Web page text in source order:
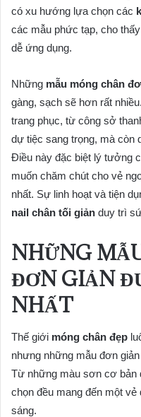
có xu hướng lựa chọn các
các mẫu phức tạp, cho
dễ ứng dụng.
Những mẫu móng chân
gàng, sạch sẽ hơn rất
trang phục, từ công sở
dự tiệc sang trọng, mà còn
Điều này đặc biệt lý tưởng
muốn chăm chút cho vẻ
nhất. Sự linh hoạt và tiện
nail chân tối giản duy trì
NHỮNG
ĐƠN GIẢN
NHẤT
Thế giới móng chân đẹp
nhưng những mẫu đơn
Từ những màu sơn cơ bản
chọn đều mang đến một vẻ
sáng.